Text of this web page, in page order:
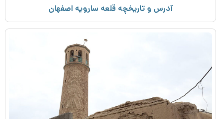
آدرس و تاریخچه قلعه سارویه اصفهان